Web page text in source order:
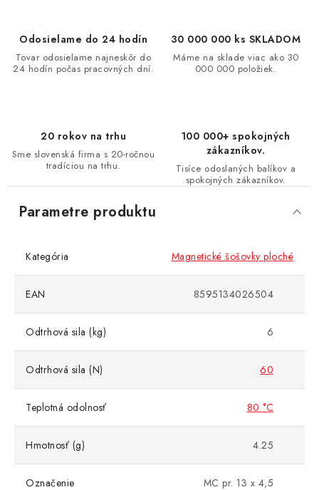
Odosielame do 24 hodín
Tovar odosielame najneskôr do
24 hodín počas pracovných dní.
30 000 000 ks SKLADOM
Máme na sklade viac ako 30
000 000 položiek.
20 rokov na trhu
Sme slovenská firma s 20-ročnou
tradíciou na trhu.
100 000+ spokojných
zákazníkov.
Tisíce odoslaných balíkov a
spokojných zákazníkov.
Parametre produktu
Kategória Magnetické šošovky ploché
EAN 8595134026504
Odtrhová sila (kg) 6
Odtrhová sila (N) 60
Teplotná odolnosť 80 °C
Hmotnosť (g) 4.25
Označenie MC pr. 13 x 4,5